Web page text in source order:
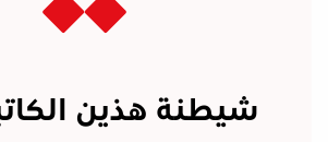
شيطنة هذين